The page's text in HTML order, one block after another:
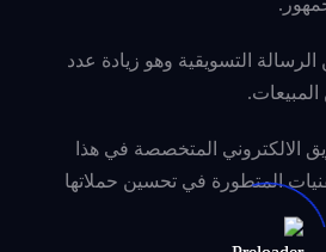
التسويقية وهو زيادة عدد
المبيعات.
الالكتروني المتخصصة في هذا
المتطورة في تحسين حملاتها